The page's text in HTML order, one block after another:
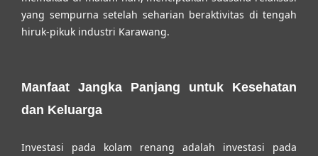
yang sempurna setelah seharian beraktivitas di tengah
hiruk-pikuk industri Karawang.
Manfaat Jangka Panjang untuk Kesehatan
dan Keluarga
Investasi pada kolam renang adalah investasi pada